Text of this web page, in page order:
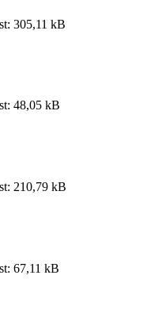
305,11 kB
48,05 kB
210,79 kB
67,11 kB